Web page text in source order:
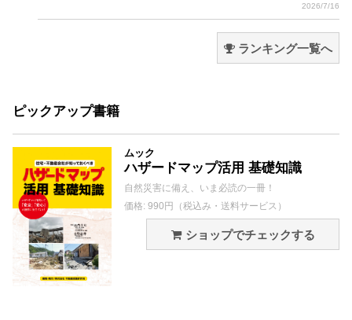
2026/7/16
ランキング一覧へ
ピックアップ書籍
ムック
ハザードマップ活用 基礎知識
自然災害に備え、いま必読の一冊！
価格: 990円（税込み・送料サービス）
ショップでチェックする